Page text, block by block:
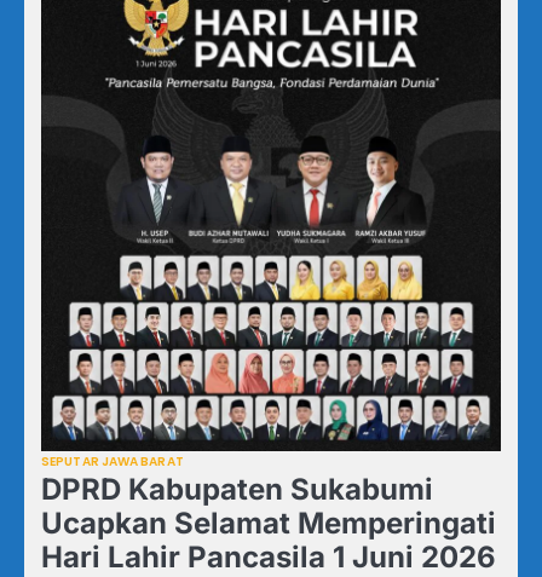
SEPUTAR JAWA BARAT
DPRD Kabupaten Sukabumi
Ucapkan Selamat Memperingati
Hari Lahir Pancasila 1 Juni 2026